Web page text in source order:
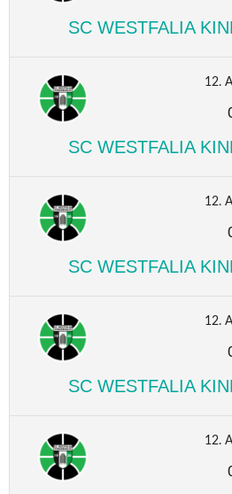
SC WESTFALIA
12.
SC WESTFALIA
12.
SC WESTFALIA
12.
SC WESTFALIA
12.